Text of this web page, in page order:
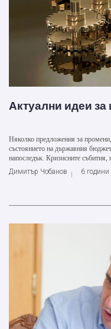
Актуални идеи
Няколко предложения за
състоянието на държавния
напоследък. Кризисните събития,
Димитър Чобанов
6 години